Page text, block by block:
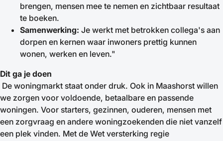
brengen, mensen mee te nemen en zichtbaar resultaat
te boeken.
Samenwerking: Je werkt met betrokken collega's aan
dorpen en kernen waar inwoners prettig kunnen
wonen, werken en leven."
Dit ga je doen
De woningmarkt staat onder druk. Ook in Maashorst willen
we zorgen voor voldoende, betaalbare en passende
woningen. Voor starters, gezinnen, ouderen, mensen met
een zorgvraag en andere woningzoekenden die niet vanzelf
een plek vinden. Met de Wet versterking regie